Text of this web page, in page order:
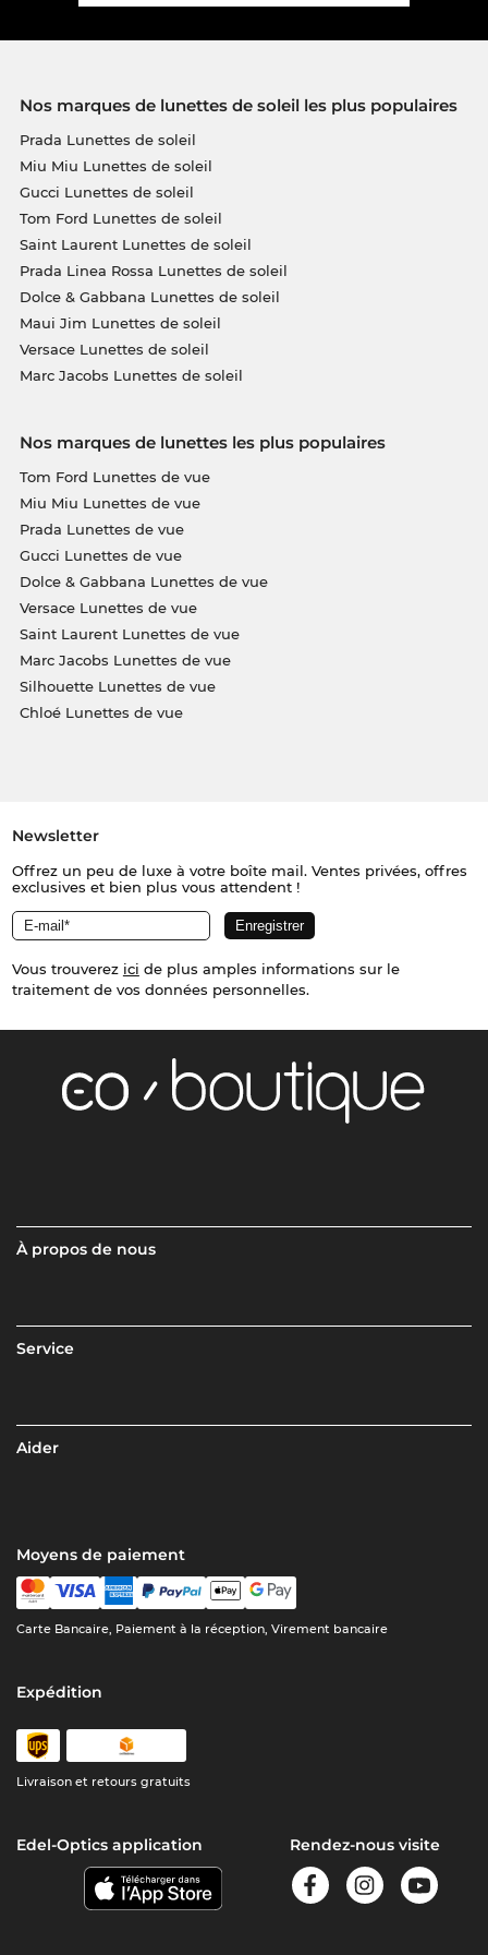
Nos marques de lunettes de soleil les plus populaires
Prada Lunettes de soleil
Miu Miu Lunettes de soleil
Gucci Lunettes de soleil
Tom Ford Lunettes de soleil
Saint Laurent Lunettes de soleil
Prada Linea Rossa Lunettes de soleil
Dolce & Gabbana Lunettes de soleil
Maui Jim Lunettes de soleil
Versace Lunettes de soleil
Marc Jacobs Lunettes de soleil
Nos marques de lunettes les plus populaires
Tom Ford Lunettes de vue
Miu Miu Lunettes de vue
Prada Lunettes de vue
Gucci Lunettes de vue
Dolce & Gabbana Lunettes de vue
Versace Lunettes de vue
Saint Laurent Lunettes de vue
Marc Jacobs Lunettes de vue
Silhouette Lunettes de vue
Chloé Lunettes de vue
Newsletter
Offrez un peu de luxe à votre boîte mail. Ventes privées, offres
exclusives et bien plus vous attendent !
Vous trouverez ici de plus amples informations sur le
traitement de vos données personnelles.
À propos de nous
Service
Aider
Moyens de paiement
Carte Bancaire, Paiement à la réception, Virement bancaire
Expédition
Livraison et retours gratuits
Edel-Optics application Rendez-nous visite